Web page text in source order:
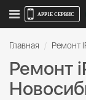
Главная Ремонт
Ремонт